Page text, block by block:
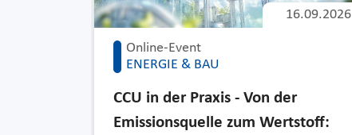
Online-Event
ENERGIE & BAU
16.09.2026
CCU in der Praxis - Von der
Emissionsquelle zum Wertstoff: